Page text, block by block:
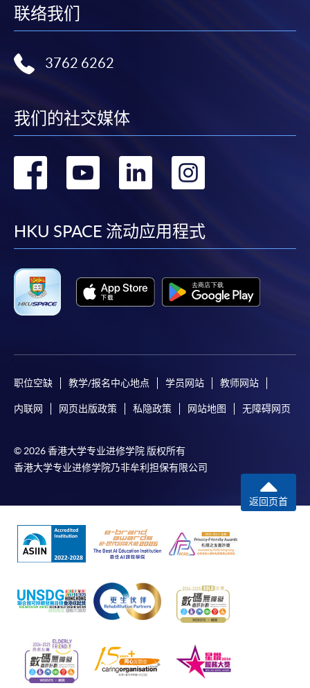
联络我们
3762 6262
我们的社交媒体
转
facebook
转
youtube
转
linkedin
HKU SPACE 流动应用程式
职位空缺 教学/报名中心地点 学员网站 教师网站
内联网 网页出版政策 私隐政策 网站地图 无障碍网页
© 2026 香港大学专业进修学院 版权所有
香港大学专业进修学院乃非牟利担保有限公司
返回页首